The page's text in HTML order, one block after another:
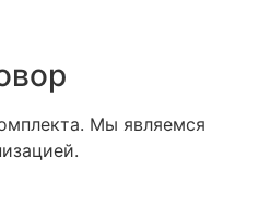
Мы являемся